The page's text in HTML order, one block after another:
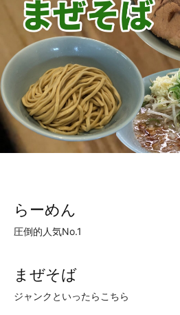
らーめん
圧倒的人気No.1
まぜそば
ジャンクといったらこちら